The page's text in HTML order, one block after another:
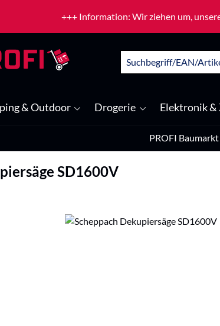
+++ Information: Wir ziehen um,
& Outdoor Drogerie Elektronik &
PROFI Baumarkt
SD1600V